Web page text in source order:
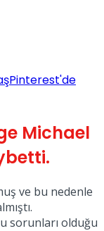
Pinterest'de
Michael
ve bu nedenle
sorunları olduğu